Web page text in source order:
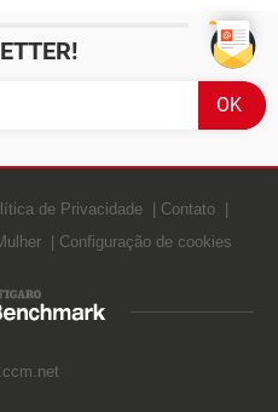
de Privacidade
Contato
Configuração de cookies